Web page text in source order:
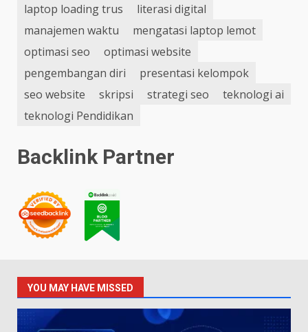
laptop loading trus
literasi digital
manajemen waktu
mengatasi laptop lemot
optimasi seo
optimasi website
pengembangan diri
presentasi kelompok
seo website
skripsi strategi seo
teknologi ai
teknologi Pendidikan
Backlink Partner
YOU MAY HAVE MISSED